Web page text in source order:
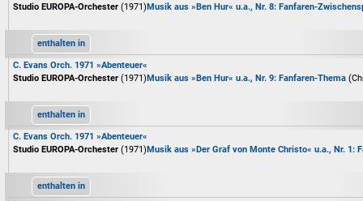
Studio EUROPA-Orchester (1971)Musik aus »Ben Hur« u.a., Nr. 8: Fanfaren-
enthalten in
C. Evans Orch. 1971 »Abenteuer«
Studio EUROPA-Orchester (1971)Musik aus »Ben Hur« u.a., Nr. 9: Fanfaren-Thema
enthalten in
C. Evans Orch. 1971 »Abenteuer«
Studio EUROPA-Orchester (1971)Musik aus »Der Graf von Monte Christo« u.a., Nr. 1:
enthalten in